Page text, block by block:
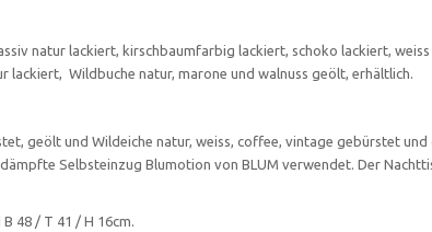
natur lackiert, kirschbaumfarbig lackiert, schoko lackiert,
lackiert, Wildbuche natur, marone und walnuss geölt, erhältlich.
geölt und Wildeiche natur, weiss, coffee, vintage gebürstet
Selbsteinzug Blumotion von BLUM verwendet. Der
48 / T 41 / H 16cm.